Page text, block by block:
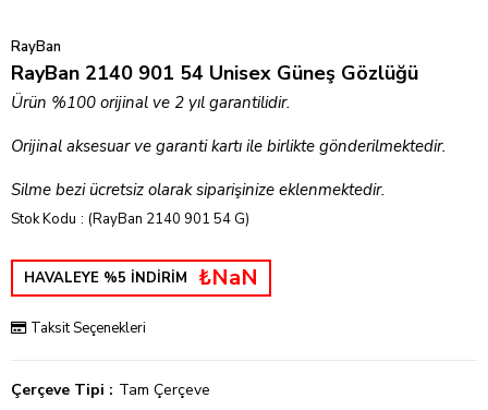
RayBan
RayBan 2140 901 54 Unisex Güneş Gözlüğü
Ürün %100 orijinal ve 2 yıl garantilidir.
Orijinal aksesuar ve garanti kartı ile birlikte gönderilmektedir.
Silme bezi ücretsiz olarak siparişinize eklenmektedir.
Stok Kodu (RayBan 2140 901 54 G)
HAVALEYE %5 İNDİRİM ₺NaN
Taksit Seçenekleri
Çerçeve Tipi
Tam Çerçeve